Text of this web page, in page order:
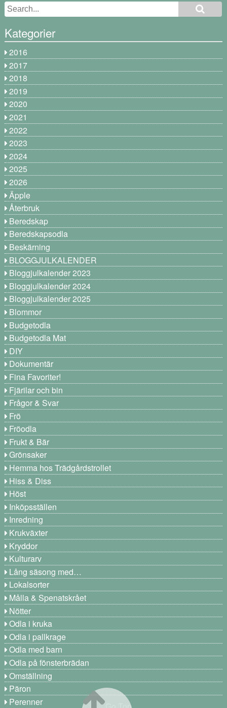
Kategorier
2016
2017
2018
2019
2020
2021
2022
2023
2024
2025
2026
Äpple
Återbruk
Beredskap
Beredskapsodla
Beskärning
BLOGGJULKALENDER
Bloggjulkalender 2023
Bloggjulkalender 2024
Bloggjulkalender 2025
Blommor
Budgetodla
Budgetodla Mat
DIY
Dokumentär
Fina Favoriter!
Fjärilar och bin
Frågor & Svar
Frö
Fröodla
Frukt & Bär
Grönsaker
Hemma hos Trädgårdstrollet
Hiss & Diss
Höst
Inköpsställen
Inredning
Krukväxter
Kryddor
Kulturarv
Lång säsong med…
Lokalsorter
Målla & Spenatskrået
Nötter
Odla i kruka
Odla i pallkrage
Odla med barn
Odla på fönsterbrädan
Omställning
Päron
Perenner